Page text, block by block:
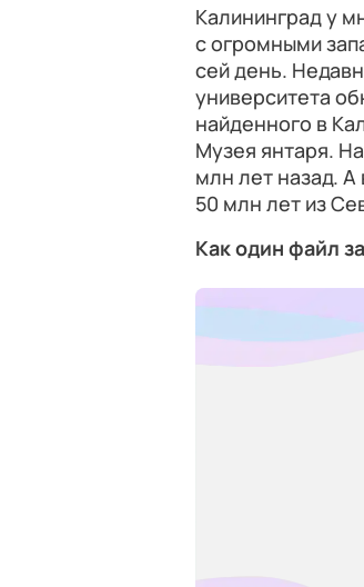
Калининград у
с огромными
сей день.
университета
найденного в
Музея янтаря.
млн лет назад.
50 млн лет из
Как один файл